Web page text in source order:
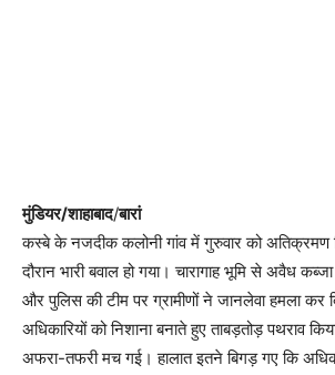
मुंडियर/शाहाबाद/बारां
कस्बे के नजदीक कलोनी गांव में गुरुवार को अतिक्रमण
दौरान भारी बवाल हो गया। चारागाह भूमि से अवैध
और पुलिस की टीम पर ग्रामीणों ने जानलेवा हमला कर
अधिकारियों को निशाना बनाते हुए ताबड़तोड़ पथराव
अफरा-तफरी मच गई। हालात इतने बिगड़ गए कि